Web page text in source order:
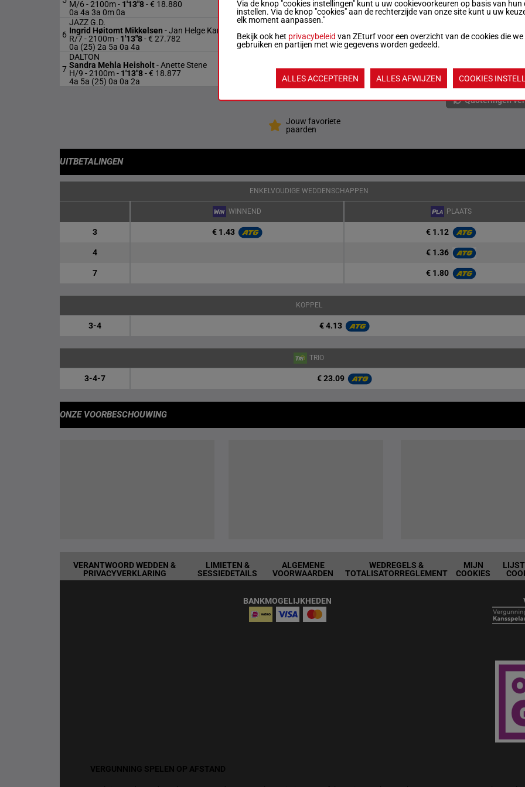
M/6 - 2100m- 1'13"8- € 18.880
0a 4a 3a 0m 0a
€ 18.880
6
JAZZ G.D.
Ingrid Høitomt Mikkelsen -Jan Helge Karlsen
R/7 - 2100m- 1'13"8- € 27.782
0a (25) 2a 5a 0a 4a
R/7 2100m € 27.782
0a (25) 2a 5a 0a 4a
7
DALTON
Sandra Mehla Heisholt-Anette Stene
H/9 - 2100m- 1'13"8- € 18.877
4a 5a (25) 0a 0a 2a
2100m 4a 5a (25) 0a 0a 2a
Quoteringen
Jouw favoriete
paarden
UITBETALINGEN
ENKELVOUDIGE WEDDENSCHAPPEN
WINNEND PLAATS
3 € 1.43 € 1.12
4 € 1.36
7 € 1.80
KOPPEL
3-4 € 4.13
TRIO
3-4-7 € 23.09
ONZE VOORBESCHOUWING
VERANTWOORD WEDDEN &
PRIVACYVERKLARING
LIMIETEN &
SESSIEDETAILS
ALGEMENE
VOORWAARDEN
WEDREGELS &
TOTALISATORREGLEMENT
MIJN
COOKIES
BANKMOGELIJKHEDEN
VERGUNNING SPELEN OP AFSTAND
Via de knop "cookies instellingen" kunt u uw cookievoorkeuren op basis van hun
instellen. Via de knop "cookies" aan de rechterzijde van onze site kunt u uw
elk moment aanpassen."
Bekijk ook het privacybeleid van ZEturf voor een overzicht van de cookies die we
gebruiken en partijen met wie gegevens worden gedeeld.
ALLES ACCEPTEREN ALLES AFWIJZEN COOKIES